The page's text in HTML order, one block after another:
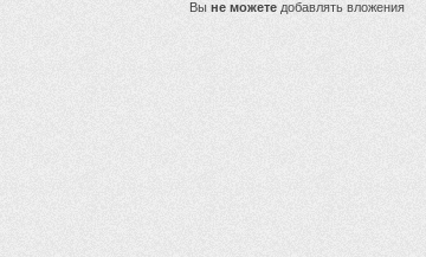
Вы не можете добавлять вложения